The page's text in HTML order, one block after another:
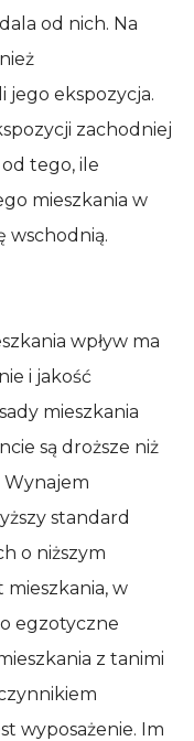
od nich. Na
jego ekspozycja.
zachodniej
tego, ile
mieszkania w
wschodnią.
wpływ ma
i jakość
mieszkania
są droższe niż
Wynajem
standard
o niższym
mieszkania, w
egzotyczne
z tanimi
wyposażenie. Im